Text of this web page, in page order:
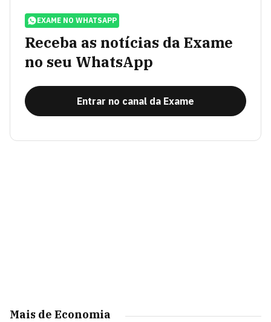
EXAME NO WHATSAPP
Receba as notícias da Exame
no seu WhatsApp
Entrar no canal da Exame
Mais de Economia